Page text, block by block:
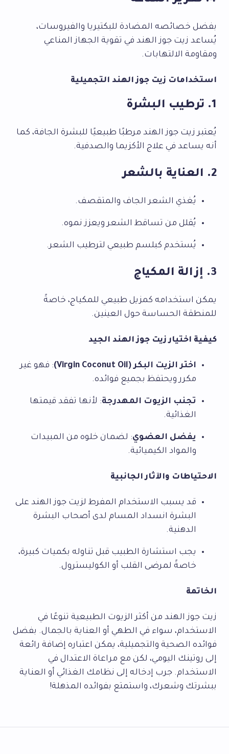
بفضل خصائصه المضادة للبكتيريا والفيروسات،
يُساعد زيت جوز الهند في تقوية الجهاز المناعي
ومقاومة الالتهابات.
استخدامات زيت جوز الهند التجميلية
1. ترطيب البشرة
يُعتبر زيت جوز الهند مرطبًا طبيعيًا للبشرة الجافة، كما
أنه يساعد في علاج الأكزيما والصدفية.
2. العناية بالشعر
يُغذي الشعر الجاف والمتقصف.
يُقلل من تساقط الشعر ويعزز نموه.
يُستخدم كبلسم طبيعي لترطيب الشعر.
3. إزالة المكياج
يمكن استخدامه كمزيل طبيعي للمكياج، خاصةً
للمنطقة الحساسة حول العينين.
كيفية اختيار زيت جوز الهند الجيد
اختر الزيت البكر (Virgin Coconut Oil)
: فهو غير
مكرر ويحتفظ بجميع فوائده.
تجنب الزيوت المهدرجة: لأنها تفقد قيمتها
الغذائية.
يفضل العضوي: لضمان خلوه من المبيدات
والمواد الكيميائية.
الاحتياطات والآثار الجانبية
قد يسبب الاستخدام المفرط لزيت جوز الهند على
البشرة انسداد المسام لدى أصحاب البشرة
الدهنية.
يجب استشارة الطبيب قبل تناوله بكميات كبيرة،
خاصةً لمرضى القلب أو الكوليسترول.
الخاتمة
زيت جوز الهند من أكثر الزيوت الطبيعية تنوعًا في
الاستخدام، سواء في الطهي أو العناية بالجمال. بفضل
فوائده الصحية والتجميلية، يمكن اعتباره إضافة رائعة
إلى روتينك اليومي، لكن مع مراعاة الاعتدال في
الاستخدام. جرب إدخاله إلى نظامك الغذائي أو العناية
ببشرتك وشعرك، واستمتع بفوائده المذهلة!